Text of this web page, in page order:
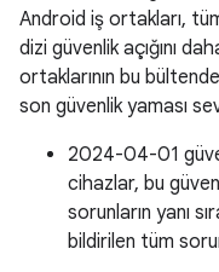
Android iş ortakları,
dizi güvenlik açığını
ortaklarının bu
son güvenlik yaması
2024-04-01
cihazlar, bu
sorunların yanı
bildirilen tüm